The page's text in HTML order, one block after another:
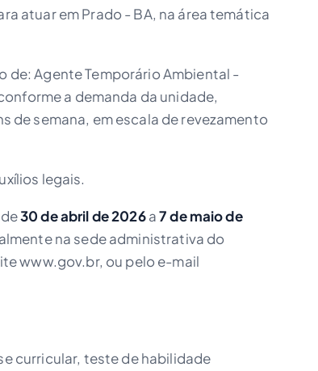
atuar em Prado - BA, na área temática
de: Agente Temporário Ambiental -
a demanda da unidade,
de semana, em escala de revezamento
legais.
30 de abril de 2026a7 de maio de
na sede administrativa do
www.gov.br, ou pelo e-mail
curricular, teste de habilidade